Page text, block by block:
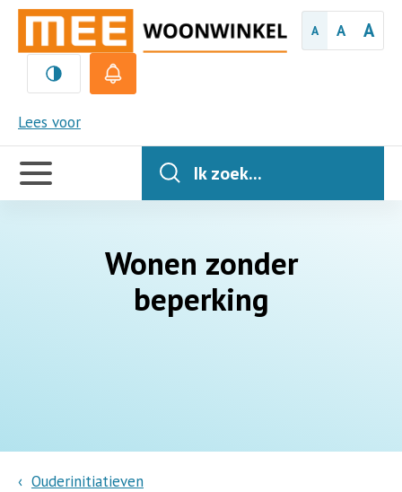
A A A
Lees voor
MEE
Handige
links
Ik zoek...
Wonen zonder
beperking
Ouderinitiatieven